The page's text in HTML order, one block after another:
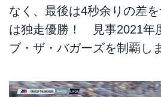
なく、最後は4秒余りの差
は独走優勝！ 見事2021年
ブ・ザ・バガーズを制覇し